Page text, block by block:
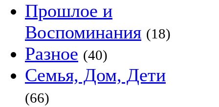
Прошлое и
Воспоминания (18)
Разное (40)
Семья, Дом, Дети
(66)